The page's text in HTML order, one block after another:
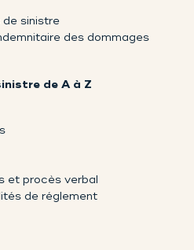
sinistre
des dommages
de A à Z
et procès verbal
de réglement